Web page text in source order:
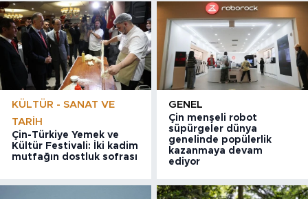
KÜLTÜR - SANAT VE
TARIH
Çin-Türkiye Yemek ve
Kültür Festivali: İki kadim
mutfağın dostluk sofrası
GENEL
Çin menşeli robot
süpürgeler dünya
genelinde popülerlik
kazanmaya devam
ediyor